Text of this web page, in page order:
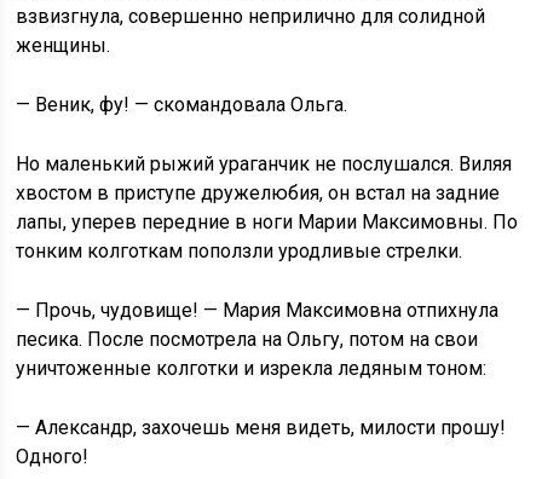
взвизгнула, совершенно неприлично для солидной
женщины.
— Веник, фу! — скомандовала Ольга.
Но маленький рыжий ураганчик не послушался. Виляя
хвостом в приступе дружелюбия, он встал на задние
лапы, уперев передние в ноги Марии Максимовны. По
тонким колготкам поползли уродливые стрелки.
— Прочь, чудовище! — Мария Максимовна отпихнула
песика. После посмотрела на Ольгу, потом на свои
уничтоженные колготки и изрекла ледяным тоном:
— Александр, захочешь меня видеть, милости прошу!
Одного!